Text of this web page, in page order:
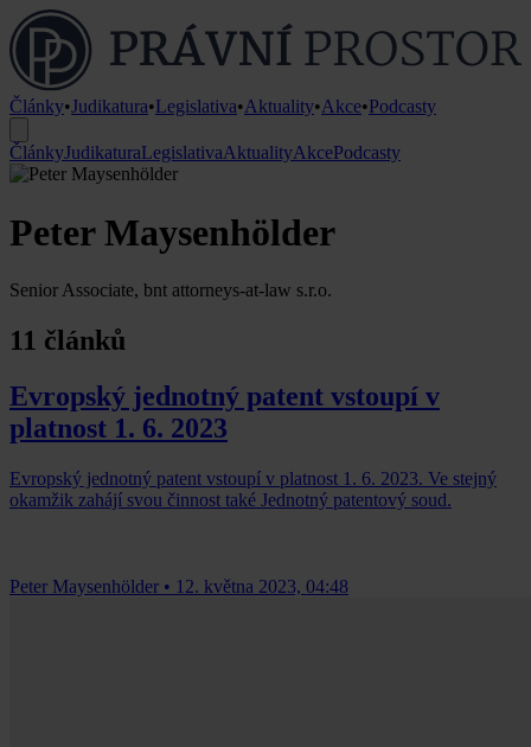
Články•Judikatura•Legislativa•Aktuality•Akce•Podcasty
ČlánkyJudikaturaLegislativaAktualityAkcePodcasty
Peter Maysenhölder
Senior Associate, bnt attorneys-at-law s.r.o.
11 článků
Evropský jednotný patent vstoupí v
platnost 1. 6. 2023
Evropský jednotný patent vstoupí v platnost 1. 6. 2023. Ve stejný
okamžik zahájí svou činnost také Jednotný patentový soud.
Peter Maysenhölder • 12. května 2023, 04:48